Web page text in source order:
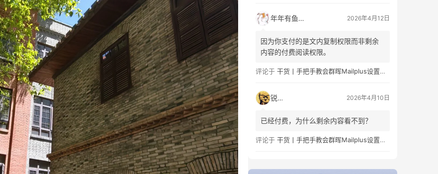
理的分发。 2. 您看的内容是有限的、付
费/免费阅读的章节组合。这部分内容…
年年有鱼 2026年4月12日
因为你支付的是文内复制权限而非剩余
内容的付费阅读权限。
评论于 干货丨手把手教会群晖Mailplus设置及邮件免拒收（SPF、DMARC、DKIM）
锐子 2026年4月10日
已经付费，为什么剩余内容看不到？
评论于 干货丨手把手教会群晖Mailplus设置及邮件免拒收（SPF、DMARC、DKIM）